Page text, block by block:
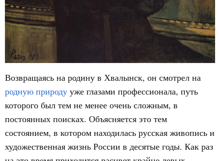
Возвращаясь на родину в Хвалынск, он смотрел на
родную природу уже глазами профессионала, путь
которого был тем не менее очень сложным, в
постоянных поисках. Объясняется это тем
состоянием, в котором находилась русская живопись и
художественная жизнь России в десятые годы. Как раз